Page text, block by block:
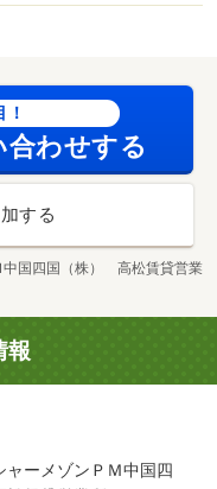
合わせする
する
中国四国（株） 高松賃貸営業
報
ャーメゾンＰＭ中国四